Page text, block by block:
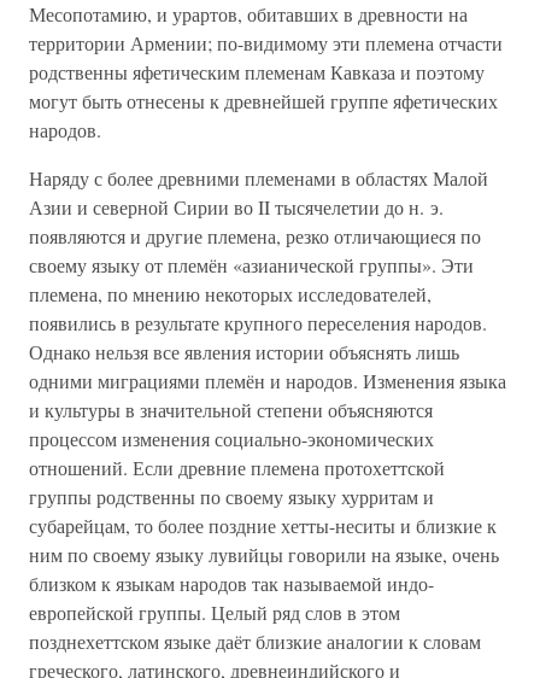
Месопотамию, и урартов, обитавших в древности на
территории Армении; по-видимому эти племена отчасти
родственны яфетическим племенам Кавказа и поэтому
могут быть отнесены к древнейшей группе яфетических
народов.
Наряду с более древними племенами в областях Малой
Азии и северной Сирии во II тысячелетии до н. э.
появляются и другие племена, резко отличающиеся по
своему языку от племён «азианической группы». Эти
племена, по мнению некоторых исследователей,
появились в результате крупного переселения народов.
Однако нельзя все явления истории объяснять лишь
одними миграциями племён и народов. Изменения языка
и культуры в значительной степени объясняются
процессом изменения социально-экономических
отношений. Если древние племена протохеттской
группы родственны по своему языку хурритам и
субарейцам, то более поздние хетты-неситы и близкие к
ним по своему языку лувийцы говорили на языке, очень
близком к языкам народов так называемой индо-
европейской группы. Целый ряд слов в этом
позднехеттском языке даёт близкие аналогии к словам
греческого, латинского, древнеиндийского и